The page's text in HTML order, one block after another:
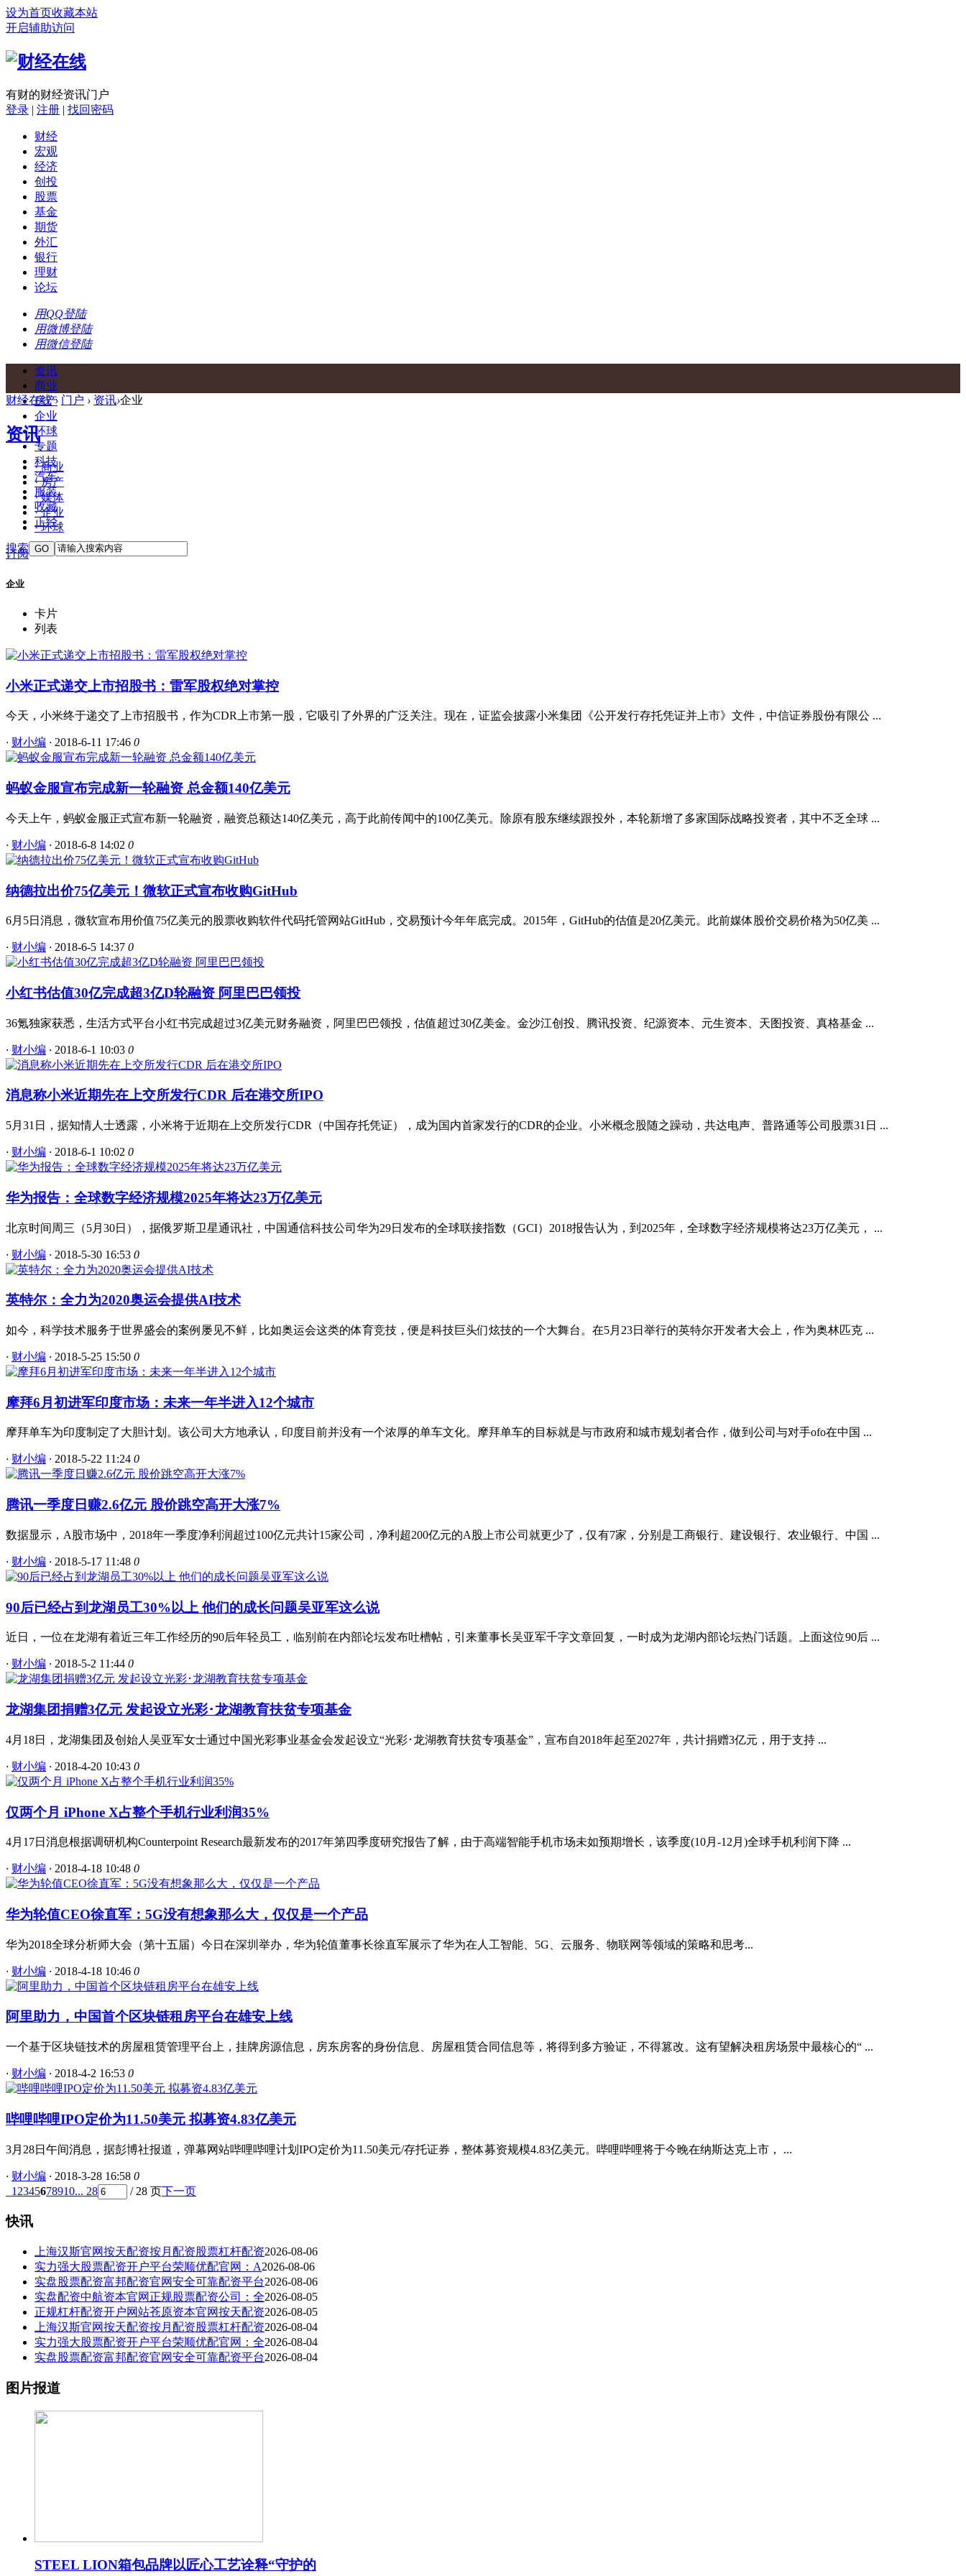
设为首页收藏本站
开启辅助访问
有财的财经资讯门户
登录 | 注册 | 找回密码
财经
宏观
经济
创投
股票
基金
期货
外汇
银行
理财
论坛
用QQ登陆
用微博登陆
用微信登陆
资讯
商业
房产
企业
环球
专题
科技
汽车
服装
收藏
正经
搜索 GO
财经在线 › 门户 › 资讯›企业
资讯
· 商业
· 房产
· 媒体
· 企业
· 环球
订阅
企业
卡片
列表
小米正式递交上市招股书：雷军股权绝对掌控
今天，小米终于递交了上市招股书，作为CDR上市第一股，它吸引了外界的广泛关注。现在，证监会披露小米集团《公开发行存托凭证并上市》文件，中信证券股份有限公 ...
· 财小编 · 2018-6-11 17:46 0
蚂蚁金服宣布完成新一轮融资 总金额140亿美元
今天上午，蚂蚁金服正式宣布新一轮融资，融资总额达140亿美元，高于此前传闻中的100亿美元。除原有股东继续跟投外，本轮新增了多家国际战略投资者，其中不乏全球 ...
· 财小编 · 2018-6-8 14:02 0
纳德拉出价75亿美元！微软正式宣布收购GitHub
6月5日消息，微软宣布用价值75亿美元的股票收购软件代码托管网站GitHub，交易预计今年年底完成。2015年，GitHub的估值是20亿美元。此前媒体股价交易价格为50亿美 ...
· 财小编 · 2018-6-5 14:37 0
小红书估值30亿完成超3亿D轮融资 阿里巴巴领投
36氪独家获悉，生活方式平台小红书完成超过3亿美元财务融资，阿里巴巴领投，估值超过30亿美金。金沙江创投、腾讯投资、纪源资本、元生资本、天图投资、真格基金 ...
· 财小编 · 2018-6-1 10:03 0
消息称小米近期先在上交所发行CDR 后在港交所IPO
5月31日，据知情人士透露，小米将于近期在上交所发行CDR（中国存托凭证），成为国内首家发行的CDR的企业。小米概念股随之躁动，共达电声、普路通等公司股票31日 ...
· 财小编 · 2018-6-1 10:02 0
华为报告：全球数字经济规模2025年将达23万亿美元
北京时间周三（5月30日），据俄罗斯卫星通讯社，中国通信科技公司华为29日发布的全球联接指数（GCI）2018报告认为，到2025年，全球数字经济规模将达23万亿美元， ...
· 财小编 · 2018-5-30 16:53 0
英特尔：全力为2020奥运会提供AI技术
如今，科学技术服务于世界盛会的案例屡见不鲜，比如奥运会这类的体育竞技，便是科技巨头们炫技的一个大舞台。在5月23日举行的英特尔开发者大会上，作为奥林匹克 ...
· 财小编 · 2018-5-25 15:50 0
摩拜6月初进军印度市场：未来一年半进入12个城市
摩拜单车为印度制定了大胆计划。该公司大方地承认，印度目前并没有一个浓厚的单车文化。摩拜单车的目标就是与市政府和城市规划者合作，做到公司与对手ofo在中国 ...
· 财小编 · 2018-5-22 11:24 0
腾讯一季度日赚2.6亿元 股价跳空高开大涨7%
数据显示，A股市场中，2018年一季度净利润超过100亿元共计15家公司，净利超200亿元的A股上市公司就更少了，仅有7家，分别是工商银行、建设银行、农业银行、中国 ...
· 财小编 · 2018-5-17 11:48 0
90后已经占到龙湖员工30%以上 他们的成长问题吴亚军这么说
近日，一位在龙湖有着近三年工作经历的90后年轻员工，临别前在内部论坛发布吐槽帖，引来董事长吴亚军千字文章回复，一时成为龙湖内部论坛热门话题。上面这位90后 ...
· 财小编 · 2018-5-2 11:44 0
龙湖集团捐赠3亿元 发起设立光彩･龙湖教育扶贫专项基金
4月18日，龙湖集团及创始人吴亚军女士通过中国光彩事业基金会发起设立“光彩･龙湖教育扶贫专项基金”，宣布自2018年起至2027年，共计捐赠3亿元，用于支持 ...
· 财小编 · 2018-4-20 10:43 0
仅两个月 iPhone X占整个手机行业利润35%
4月17日消息根据调研机构Counterpoint Research最新发布的2017年第四季度研究报告了解，由于高端智能手机市场未如预期增长，该季度(10月-12月)全球手机利润下降 ...
· 财小编 · 2018-4-18 10:48 0
华为轮值CEO徐直军：5G没有想象那么大，仅仅是一个产品
华为2018全球分析师大会（第十五届）今日在深圳举办，华为轮值董事长徐直军展示了华为在人工智能、5G、云服务、物联网等领域的策略和思考...
· 财小编 · 2018-4-18 10:46 0
阿里助力，中国首个区块链租房平台在雄安上线
一个基于区块链技术的房屋租赁管理平台上，挂牌房源信息，房东房客的身份信息、房屋租赁合同信息等，将得到多方验证，不得篡改。这有望解决租房场景中最核心的“ ...
· 财小编 · 2018-4-2 16:53 0
哔哩哔哩IPO定价为11.50美元 拟募资4.83亿美元
3月28日午间消息，据彭博社报道，弹幕网站哔哩哔哩计划IPO定价为11.50美元/存托证券，整体募资规模4.83亿美元。哔哩哔哩将于今晚在纳斯达克上市， ...
· 财小编 · 2018-3-28 16:58 0
1 2345678910... 28 / 28 页下一页
快讯
上海汉斯官网按天配资按月配资股票杠杆配资2026-08-06
实力强大股票配资开户平台荣顺优配官网：A2026-08-06
实盘股票配资富邦配资官网安全可靠配资平台2026-08-06
实盘配资中航资本官网正规股票配资公司：全2026-08-05
正规杠杆配资开户网站苍原资本官网按天配资2026-08-05
上海汉斯官网按天配资按月配资股票杠杆配资2026-08-04
实力强大股票配资开户平台荣顺优配官网：全2026-08-04
实盘股票配资富邦配资官网安全可靠配资平台2026-08-04
图片报道
STEEL LION箱包品牌以匠心工艺诠释“守护的